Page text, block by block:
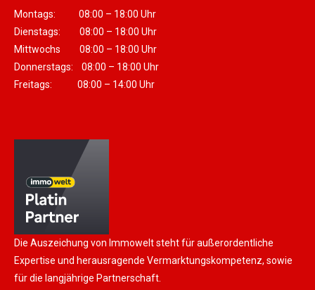
Montags: 08:00 – 18:00 Uhr
Dienstags: 08:00 – 18:00 Uhr
Mittwochs 08:00 – 18:00 Uhr
Donnerstags: 08:00 – 18:00 Uhr
Freitags: 08:00 – 14:00 Uhr
Die Auszeichung von Immowelt steht für außerordentliche
Expertise und herausragende Vermarktungskompetenz, sowie
für die langjährige Partnerschaft.